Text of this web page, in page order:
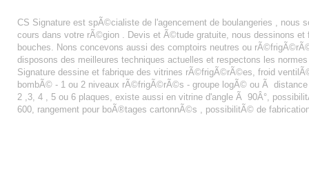
CS Signature est spÃ©cialiste de l'agencement de boulangeries ,
cours dans votre rÃ©gion . Devis et Ã©tude gratuite, nous dessinons
bouches. Nons concevons aussi des comptoirs neutres ou
disposons des meilleures techniques actuelles et respectons les
Signature dessine et fabrique des vitrines rÃ©frigÃ©rÃ©es, froid
bombÃ© - 1 ou 2 niveaux rÃ©frigÃ©rÃ©s - groupe logÃ© ou Ã
2 ,3, 4 , 5 ou 6 plaques, existe aussi en vitrine d'angle Ã 90Â°,
600, rangement pour boÃ®tages cartonnÃ©s , possibilitÃ© de